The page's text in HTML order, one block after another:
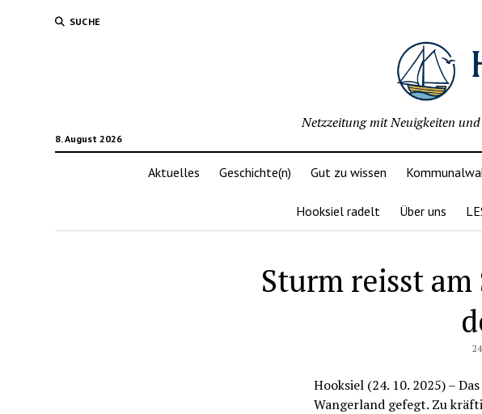
SUCHE
8. August 2026
Netzzeitung mit Neuigkeiten
Aktuelles Geschichte(n) Gut zu wissen
Hooksiel radelt Über uns
Sturm reisst
Hooksiel (24. 10. 2025) –
Wangerland gefegt. Zu